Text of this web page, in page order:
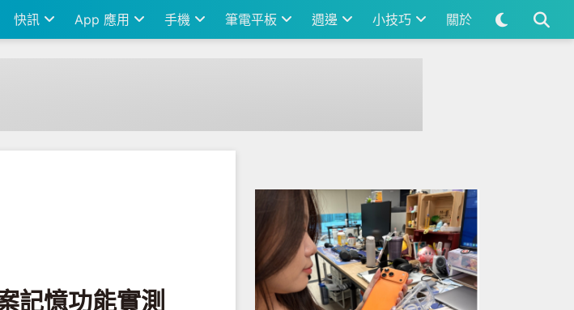
快訊 App 應用 手機 筆電平板 週邊 小技巧 關於
的 AI 助理
記憶功能實測